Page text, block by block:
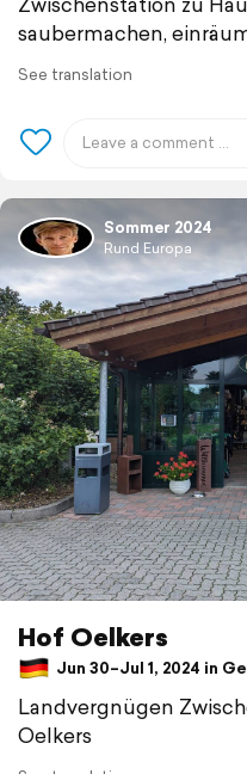
saubermachen,
See translation
Sommer 2024
Rund Europa
Hof Oelkers
Jun 30–Jul 1, 2024 in
Landvergnügen
Oelkers